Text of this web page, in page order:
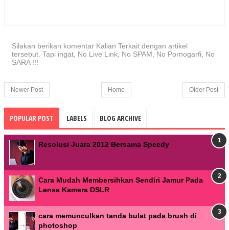
Silakan berikan komentar Kalian Terkait dengan artikel
tersebut. Tapi ingat, No Live Link, No SPAM, No Pornogarfi, No
SARA !!!
Newer Post Older Post
Home
POPULAR POST LABELS BLOG ARCHIVE
Resolusi Juara 2012 Bersama Speedy
Cara Mudah Membersihkan Sendiri Jamur Pada
Lensa Kamera DSLR
cara memunculkan tanda bulat pada brush di
photoshop